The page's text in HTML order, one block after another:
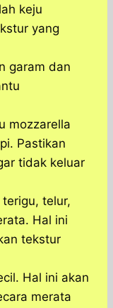
keju
yang
garam dan
mozzarella
Pastikan
tidak keluar
telur,
Hal ini
tekstur
Hal ini akan
merata